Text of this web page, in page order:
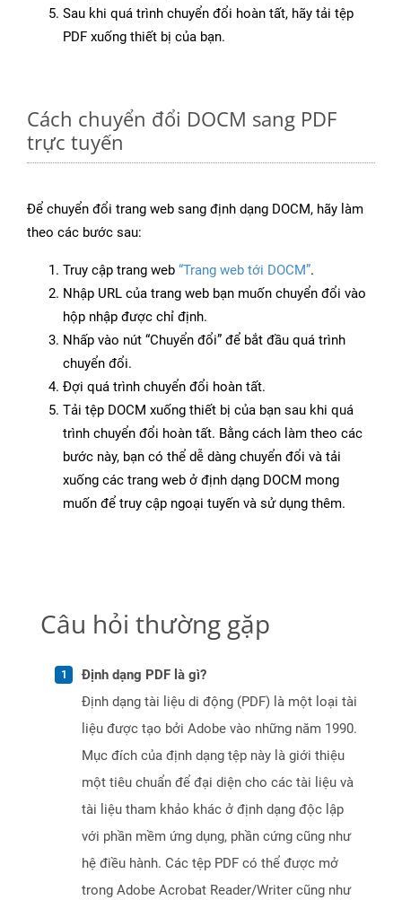
Sau khi quá trình chuyển đổi hoàn tất, hãy tải tệp
PDF xuống thiết bị của bạn.
Cách chuyển đổi DOCM sang PDF
trực tuyến
Để chuyển đổi trang web sang định dạng DOCM, hãy làm
theo các bước sau:
Truy cập trang web “Trang web tới DOCM”.
Nhập URL của trang web bạn muốn chuyển đổi vào
hộp nhập được chỉ định.
Nhấp vào nút “Chuyển đổi” để bắt đầu quá trình
chuyển đổi.
Đợi quá trình chuyển đổi hoàn tất.
Tải tệp DOCM xuống thiết bị của bạn sau khi quá
trình chuyển đổi hoàn tất. Bằng cách làm theo các
bước này, bạn có thể dễ dàng chuyển đổi và tải
xuống các trang web ở định dạng DOCM mong
muốn để truy cập ngoại tuyến và sử dụng thêm.
Câu hỏi thường gặp
Định dạng PDF là gì?
Định dạng tài liệu di động (PDF) là một loại tài
liệu được tạo bởi Adobe vào những năm 1990.
Mục đích của định dạng tệp này là giới thiệu
một tiêu chuẩn để đại diện cho các tài liệu và
tài liệu tham khảo khác ở định dạng độc lập
với phần mềm ứng dụng, phần cứng cũng như
hệ điều hành. Các tệp PDF có thể được mở
trong Adobe Acrobat Reader/Writer cũng như